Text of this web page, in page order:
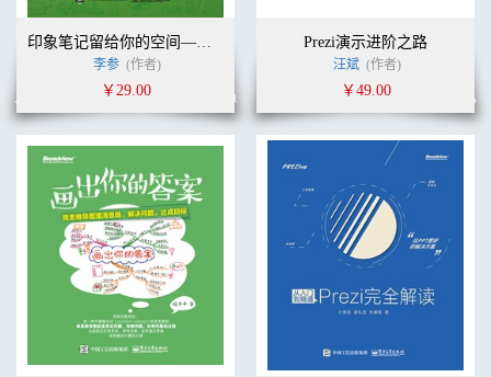
印象笔记留给你的空间——Evernote伴你成长（双色）
李参 (作者)
￥29.00
Prezi演示进阶之路
汪斌 (作者)
￥49.00